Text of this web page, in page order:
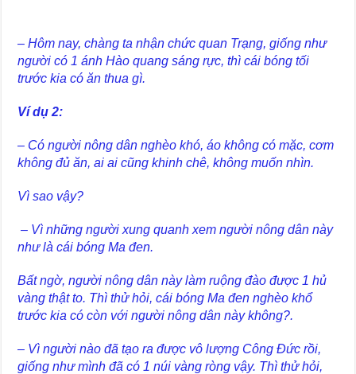
– Hôm nay, chàng ta nhận chức quan Trạng, giống như
người có 1 ánh Hào quang sáng rực, thì cái bóng tối
trước kia có ăn thua gì.
Ví dụ 2:
– Có người nông dân nghèo khó, áo không có mặc, cơm
không đủ ăn, ai ai cũng khinh chê, không muốn nhìn.
Vì sao vậy?
– Vì những người xung quanh xem người nông dân này
như là cái bóng Ma đen.
Bất ngờ, người nông dân này làm ruộng đào được 1 hủ
vàng thật to. Thì thử hỏi, cái bóng Ma đen nghèo khổ
trước kia có còn với người nông dân này không?.
– Vì người nào đã tạo ra được vô lượng Công Đức rồi,
giống như mình đã có 1 núi vàng ròng vậy. Thì thử hỏi,